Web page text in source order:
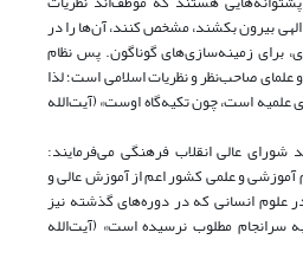
الهی بیرون بکشند، مشخص کنند، آن‌ها را در
برای زمینه‌سازی‌های گوناگون. پس نظام
صاحب‌نظر و نظریات اسلامی است؛ لذا
علمیه است، چون تکیه‌گاه اوست» (آیت‌الله
عالی انقلاب فرهنگی می‌فرمایند:
و علمی کشور اعم از آموزش عالی و
انسانی که در دوره‌های گذشته نیز
سرانجام مطلوب نرسیده است» (آیت‌الله